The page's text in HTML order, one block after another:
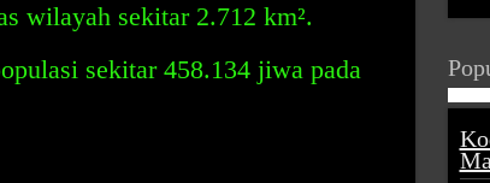
wilayah sekitar 2.712 km².
sekitar 458.134 jiwa pada